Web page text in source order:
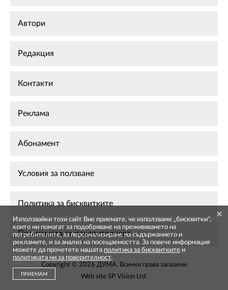
Автори
Редакция
Контакти
Реклама
Абонамент
Условия за ползване
Политика за бисквитките
Политиката за поверителност
Copyright © 2026 ДУМА. Всички права запазени
Web site SP Vision Ltd.
Използвайки този сайт Вие приемате, че използваме „бисквитки",
които ни помагат за подобряване на преживяването на
потребителите, за персонализиране на съдържанието и
рекламите, и за анализ на посещаемостта. За повече информация
можете да прочетете нашата политика за бисквитките и
политиката ни за поверителност.
ПРИЕМАМ